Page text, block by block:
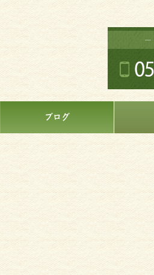
ブログ